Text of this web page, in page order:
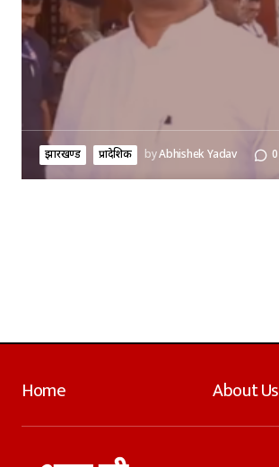
झारखण्ड प्रादेशिक byAbhishek Yadav 0
Home About Us